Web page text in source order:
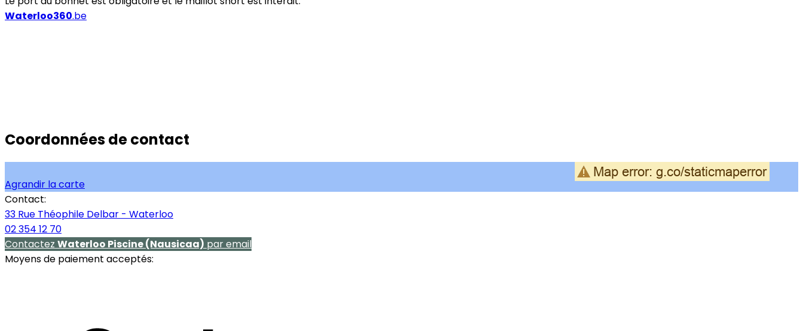
Waterloo360.be
Coordonnées de contact
Agrandir la carte
Contact:
33 Rue Théophile Delbar - Waterloo
02 354 12 70
Contactez Waterloo Piscine (Nausicaa) par email
Moyens de paiement acceptés: